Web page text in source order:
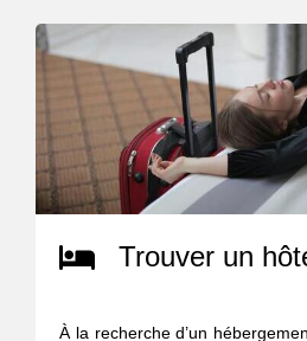
Trouver un
À la recherche d’un